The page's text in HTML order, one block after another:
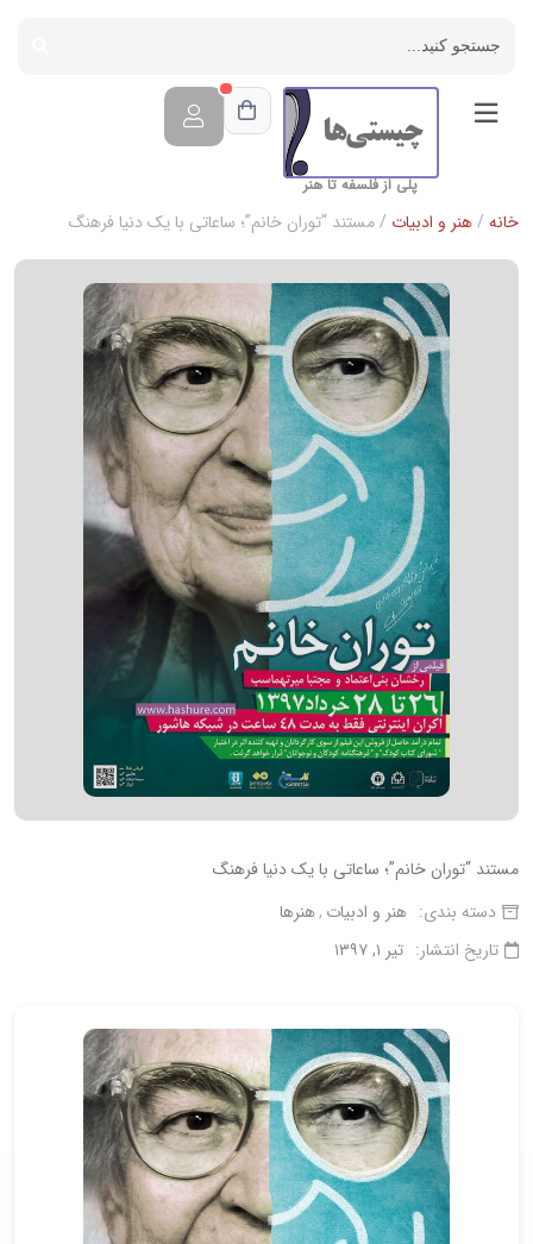
پلی از فلسفه تا هنر
خانه /هنر و ادبیات / مستند “توران خانم”؛ ساعاتی با یک دنیا فرهنگ
مستند “توران خانم”؛ ساعاتی با یک دنیا فرهنگ
دسته بندی: هنر و ادبیات هنرها
تاریخ انتشار: تیر ۱, ۱۳۹۷